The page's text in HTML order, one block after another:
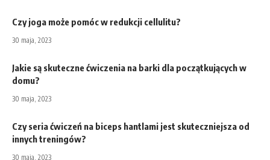
Czy joga może pomóc w redukcji cellulitu?
30 maja, 2023
Jakie są skuteczne ćwiczenia na barki dla początkujących w
domu?
30 maja, 2023
Czy seria ćwiczeń na biceps hantlami jest skuteczniejsza od
innych treningów?
30 maja, 2023